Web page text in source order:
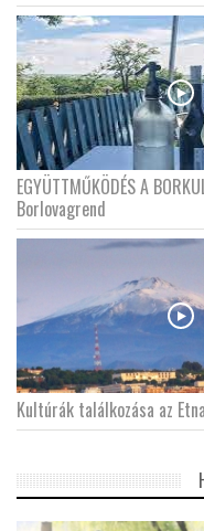
EGYÜTTMŰKÖDÉS A
Borlovagrend
Kultúrák találkozása az